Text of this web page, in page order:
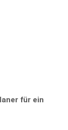
für ein